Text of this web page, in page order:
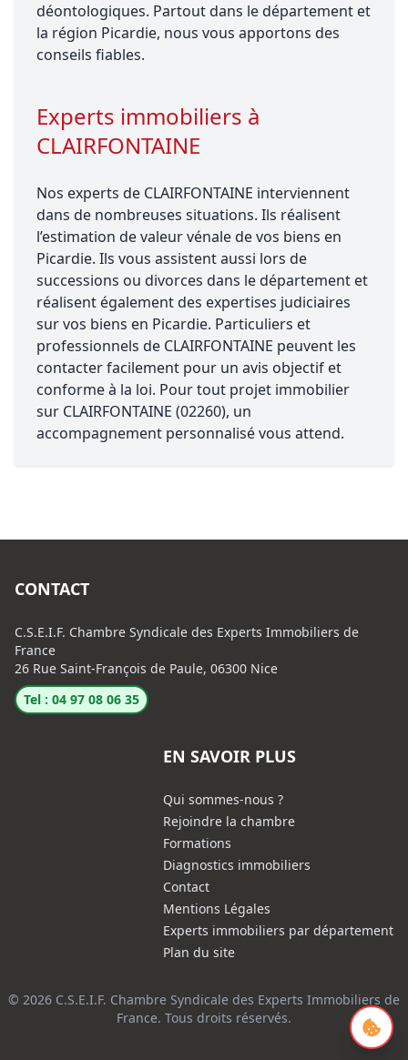
déontologiques. Partout dans le département et
la région Picardie, nous vous apportons des
conseils fiables.
Experts immobiliers à
CLAIRFONTAINE
Nos experts de CLAIRFONTAINE interviennent
dans de nombreuses situations. Ils réalisent
l’estimation de valeur vénale de vos biens en
Picardie. Ils vous assistent aussi lors de
successions ou divorces dans le département et
réalisent également des expertises judiciaires
sur vos biens en Picardie. Particuliers et
professionnels de CLAIRFONTAINE peuvent les
contacter facilement pour un avis objectif et
conforme à la loi. Pour tout projet immobilier
sur CLAIRFONTAINE (02260), un
accompagnement personnalisé vous attend.
CONTACT
C.S.E.I.F. Chambre Syndicale des Experts Immobiliers de
France
26 Rue Saint-François de Paule, 06300 Nice
Tel : 04 97 08 06 35
EN SAVOIR PLUS
Qui sommes-nous ?
Rejoindre la chambre
Formations
Diagnostics immobiliers
Contact
Mentions Légales
Experts immobiliers par département
Plan du site
© 2026 C.S.E.I.F. Chambre Syndicale des Experts Immobiliers de
France. Tous droits réservés.